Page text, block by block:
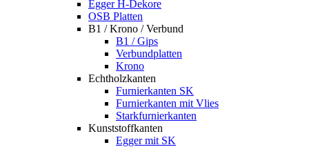
Egger H-Dekore
OSB Platten
B1 / Krono / Verbund
B1 / Gips
Verbundplatten
Krono
Echtholzkanten
Furnierkanten SK
Furnierkanten mit Vlies
Starkfurnierkanten
Kunststoffkanten
Egger mit SK